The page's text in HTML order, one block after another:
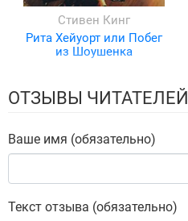
Стивен Кинг
Рита Хейуорт или Побег
из Шоушенка
ОТЗЫВЫ ЧИТАТЕЛЕЙ
Ваше имя (обязательно)
Текст отзыва (обязательно)